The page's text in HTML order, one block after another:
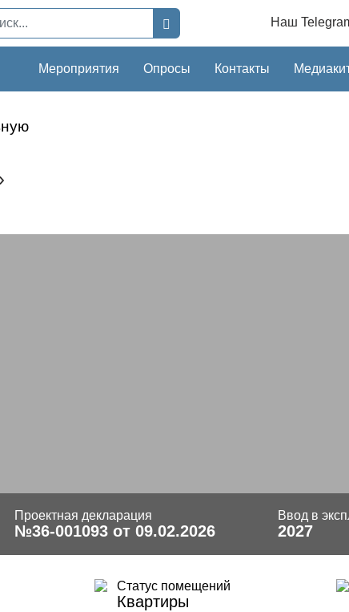
Наш
Мероприятия Опросы Контакты
Проектная декларация
№36-001093 от 09.02.2026
Ввод в
2027
Статус помещений
Квартиры